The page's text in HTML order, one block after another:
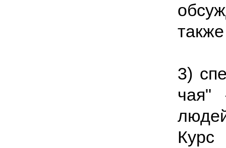
3)
чая"
Курс